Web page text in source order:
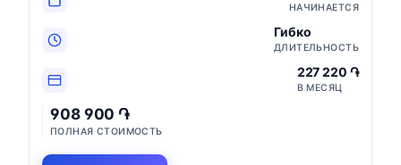
НАЧИНАЕТСЯ
Гибко
ДЛИТЕЛЬНОСТЬ
227 220 ֏
В МЕСЯЦ
908 900 ֏
ПОЛНАЯ СТОИМОСТЬ